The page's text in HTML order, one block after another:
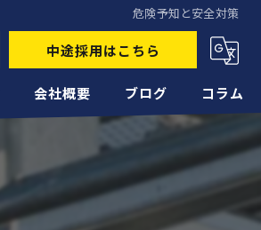
危険予知と安全対策
中途採用はこちら
会社概要 ブログ コラム